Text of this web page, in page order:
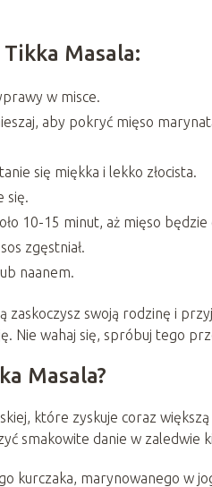
Masala:
w misce.
aby pokryć mięso
się miękka i lekko złocista.
się.
10-15 minut, aż mięso
zgęstniał.
naanem.
swoją rodzinę i
Nie wahaj się, spróbuj tego
Masala?
które zyskuje coraz
smakowite danie w zaledwie
kurczaka, marynowanego w